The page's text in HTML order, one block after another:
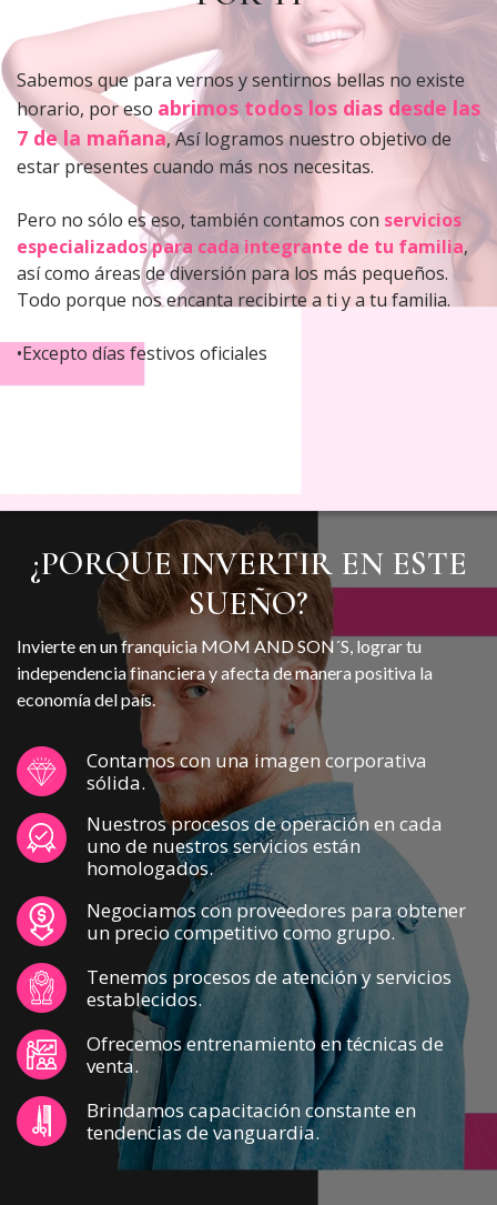
Sabemos que para vernos y sentirnos bellas no existe
horario, por eso abrimos todos los dias desde las
7 de la mañana, Así logramos nuestro objetivo de
estar presentes cuando más nos necesitas.
Pero no sólo es eso, también contamos con servicios
especializados para cada integrante de tu familia,
así como áreas de diversión para los más pequeños.
Todo porque nos encanta recibirte a ti y a tu familia.
•Excepto días festivos oficiales
¿PORQUE INVERTIR EN ESTE
SUEÑO?
Invierte en un franquicia MOM AND SON´S, lograr tu
independencia financiera y afecta de manera positiva la
economía del país.
Contamos con una imagen corporativa
sólida.
Nuestros procesos de operación en cada
uno de nuestros servicios están
homologados.
Negociamos con proveedores para obtener
un precio competitivo como grupo.
Tenemos procesos de atención y servicios
establecidos.
Ofrecemos entrenamiento en técnicas de
venta.
Brindamos capacitación constante en
tendencias de vanguardia.